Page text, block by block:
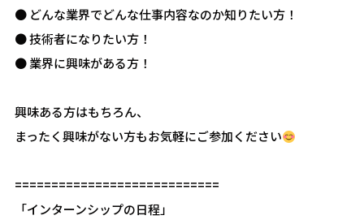
● どんな業界でどんな仕事内容なのか知りたい方！
● 技術者になりたい方！
● 業界に興味がある方！
興味ある方はもちろん、
まったく興味がない方もお気軽にご参加ください
============================
「インターンシップの日程」